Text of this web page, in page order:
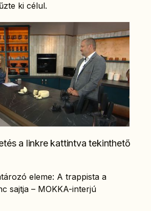
ki célul.
a linkre kattintva tekinthető
eleme: A trappista a
sajtja – MOKKA-interjú